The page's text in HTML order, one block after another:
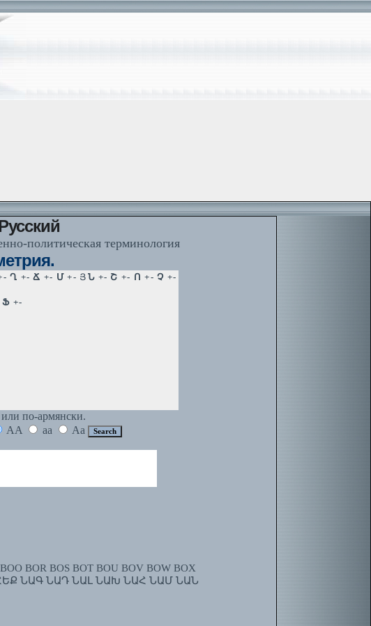
политическая терминология
по-армянски.
AA aa
Aa
BOO BOR BOS BOT BOU BOV BOW BOX
ՆԱԳ ՆԱԴ ՆԱԼ ՆԱԽ ՆԱՀ ՆԱՄ ՆԱՆ